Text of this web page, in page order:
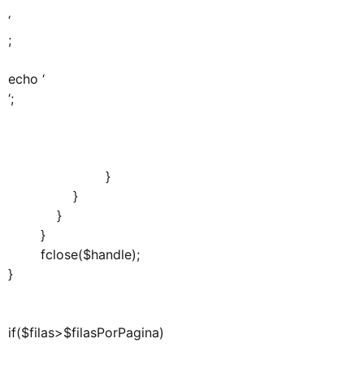
‘
;
echo ‘
‘;
}
}
}
}
fclose($handle);
}
if($filas>$filasPorPagina)